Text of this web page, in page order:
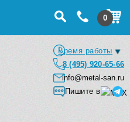
0
Время работы
8 (495) 920-65-66
info@metal-san.ru
Пишите в